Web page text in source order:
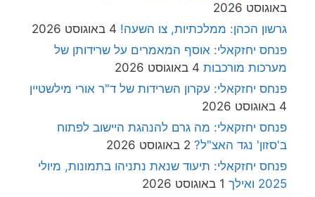
באוגוסט 2026
גרשון הכהן: ממלכתיות, צו השעה! 4 באוגוסט 2026
פנחס יחזקאלי: אוסף המאמרים על שרידותן של
מערכות מורכבות 4 באוגוסט 2026
פנחס יחזקאלי: עקרון השרידות של ד"ר אורי מילשטיין
4 באוגוסט 2026
פנחס יחזקאלי: מה גרם להנהגת היישוב לפתוח
ב'סזון' נגד האצ"ל? 2 באוגוסט 2026
פנחס יחזקאלי: תיעוד שנאת נתניהו בתמונות, מיולי
2025 ואילך
1 באוגוסט 2026